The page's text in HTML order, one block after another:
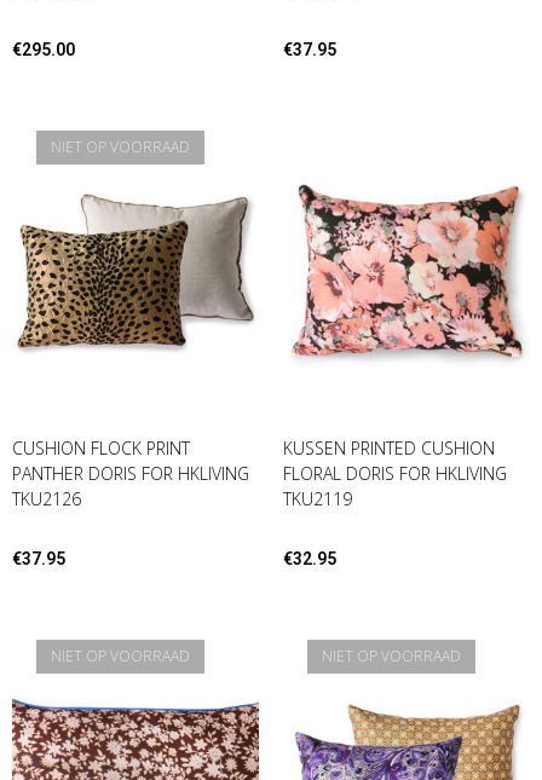
€295.00 €37.95
NIET OP VOORRAAD
CUSHION FLOCK PRINT
PANTHER DORIS FOR HKLIVING
TKU2126
€37.95
KUSSEN PRINTED CUSHION
FLORAL DORIS FOR HKLIVING
TKU2119
€32.95
NIET OP VOORRAAD NIET OP VOORRAAD